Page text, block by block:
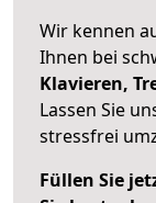
Wir kennen
Ihnen bei
Klavieren,
Lassen Sie
stressfrei
Füllen Sie